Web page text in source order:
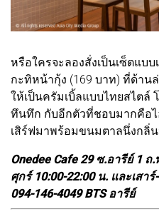
หรือใครจะลองสั่งเป็นเซ็ตแบ
กะทิหน้ากุ้ง (169 บาท) ที่ด้าน
ให้เป็นครัมเบิ้ลแบบไทยสไตล์
ทึนทึก กับอีกตัวที่ชอบมากคือ
เสิร์ฟมาพร้อมขนมตาลนึ่งกลิ่
Onedee Cafe 29 ซ.อารีย์ 1
ศุกร์ 10:00-22:00 น. และเสา
094-146-4049 BTS อารีย์